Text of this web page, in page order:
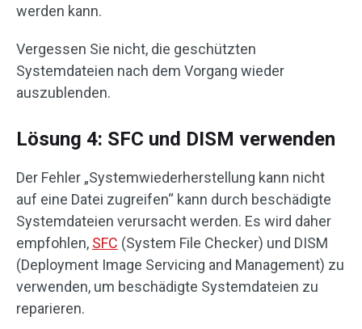
werden kann.
Vergessen Sie nicht, die geschützten
Systemdateien nach dem Vorgang wieder
auszublenden.
Lösung 4: SFC und DISM verwenden
Der Fehler „Systemwiederherstellung kann nicht
auf eine Datei zugreifen“ kann durch beschädigte
Systemdateien verursacht werden. Es wird daher
empfohlen, SFC (System File Checker) und DISM
(Deployment Image Servicing and Management) zu
verwenden, um beschädigte Systemdateien zu
reparieren.